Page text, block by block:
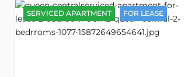
SERVICED APARTMENT FOR LEASE